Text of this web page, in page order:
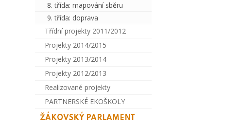
8. třída: mapování sběru
9. třída: doprava
Třídní projekty 2011/2012
Projekty 2014/2015
Projekty 2013/2014
Projekty 2012/2013
Realizované projekty
PARTNERSKÉ EKOŠKOLY
ŽÁKOVSKÝ PARLAMENT